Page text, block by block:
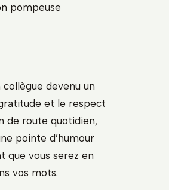
pompeuse
devenu un
et le respect
de route quotidien,
pointe d’humour
que vous serez en
vos mots.